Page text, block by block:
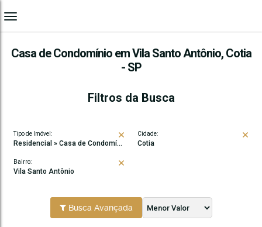
Casa de Condomínio em Vila Santo Antônio, Cotia
- SP
Filtros da Busca
Tipo de Imóvel:
Residencial » Casa de Condomínio
Cidade:
Cotia
Bairro:
Vila Santo Antônio
Busca Avançada